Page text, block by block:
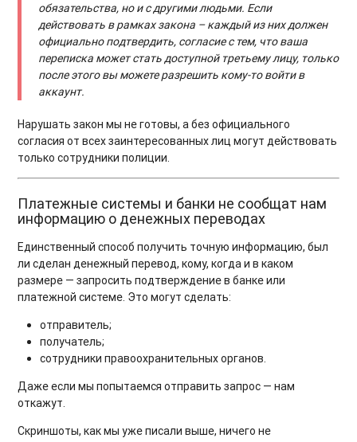
обязательства, но и с другими людьми. Если
действовать в рамках закона – каждый из них должен
официально подтвердить, согласие с тем, что ваша
переписка может стать доступной третьему лицу, только
после этого вы можете разрешить кому-то войти в
аккаунт.
Нарушать закон мы не готовы, а без официального
согласия от всех заинтересованных лиц могут действовать
только сотрудники полиции.
Платежные системы и банки не сообщат нам
информацию о денежных переводах
Единственный способ получить точную информацию, был
ли сделан денежный перевод, кому, когда и в каком
размере — запросить подтверждение в банке или
платежной системе. Это могут сделать:
отправитель;
получатель;
сотрудники правоохранительных органов.
Даже если мы попытаемся отправить запрос — нам
откажут.
Скриншоты, как мы уже писали выше, ничего не